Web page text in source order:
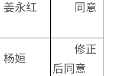
姜永红 同意
杨姮
修正
后同意